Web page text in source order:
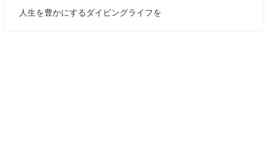
人生を豊かにするダイビングライフを